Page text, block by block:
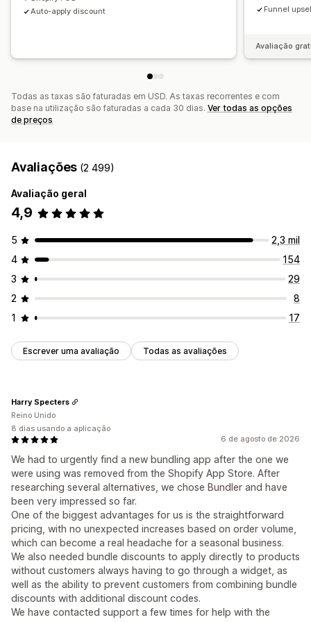
Preços personalizados
Taxas de cliques Taxas de conversão
Auto-apply discount
Funnel
Avaliação
Todas as taxas são faturadas em USD. As taxas recorrentes e com
base na utilização são faturadas a cada 30 dias. Ver todas as opções
de preços
Avaliações (2 499)
Avaliação geral
4,9
5
2,3 mil
4
154
3
29
2
8
1
17
Escrever uma avaliação Todas as avaliações
6 de agosto de 2026
We had to urgently find a new bundling app after the one we
were using was removed from the Shopify App Store. After
researching several alternatives, we chose Bundler and have
been very impressed so far.
One of the biggest advantages for us is the straightforward
pricing, with no unexpected increases based on order volume,
which can become a real headache for a seasonal business.
We also needed bundle discounts to apply directly to products
without customers always having to go through a widget, as
well as the ability to prevent customers from combining bundle
discounts with additional discount codes.
We have contacted support a few times for help with the
Harry Specters
Reino Unido
8 dias usando a aplicação